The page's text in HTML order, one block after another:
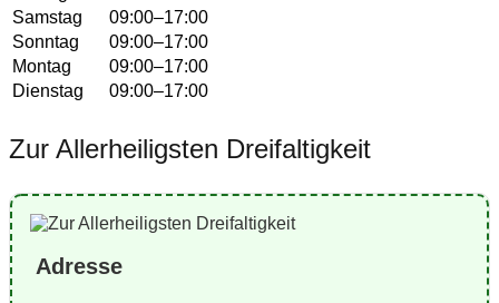
Samstag
09:00–17:00
Sonntag
09:00–17:00
Montag
09:00–17:00
Dienstag
09:00–17:00
Zur Allerheiligsten Dreifaltigkeit
Adresse